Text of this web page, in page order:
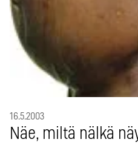
16.5.2003
Näe, miltä nälkä